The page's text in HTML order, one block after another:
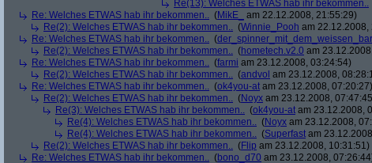
Re(13): Welches ETWAS hab ihr bekommen..
Re: Welches ETWAS hab ihr bekommen.. (MikE_
am 22.12.2008, 21:55:29)
Re(2): Welches ETWAS hab ihr bekommen.. (Winnie_Pooh am 22.12.2008,
Re: Welches ETWAS hab ihr bekommen.. (
Re(2): Welches ETWAS hab ihr bekommen.. (hometech.v2.0 am
Re: Welches ETWAS hab ihr bekommen.. (farmi am 23.12.2008, 03:24:54)
Re(2): Welches ETWAS hab ihr bekommen.. (andvol am 23.12.2008,
Re: Welches ETWAS hab ihr bekommen.. (ok4you-at am 23.12.2008, 07:20:27)
Re(2): Welches ETWAS hab ihr bekommen.. (Noyx am 23.12.2008,
Re(3): Welches ETWAS hab ihr bekommen.. (ok4you-at am 23.12.2008,
Re(4): Welches ETWAS hab ihr bekommen.. (Noyx am 23.12.2008,
Re(4): Welches ETWAS hab ihr bekommen.. (Superfast am
Re(2): Welches ETWAS hab ihr bekommen.. (Flip am 23.12.2008, 10:31:51)
Re: Welches ETWAS hab ihr bekommen.. (bono_d70 am 23.12.2008,